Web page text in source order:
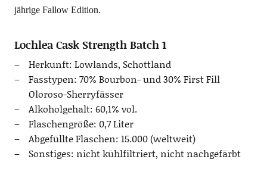
jäh­ri­ge Fallow Edition.
Lochlea Cask Strength Batch 1
Her­kunft: Low­lands, Schottland
Fass­ty­pen: 70% Bour­bon- und 30% First Fill
Oloroso-Sherryfässer
Alko­hol­ge­halt: 60,1% vol.
Fla­schen­grö­ße: 0,7 Liter
Abge­füll­te Fla­schen: 15.000 (welt­weit)
Sons­ti­ges: nicht kühl­fil­triert, nicht nachgefärbt